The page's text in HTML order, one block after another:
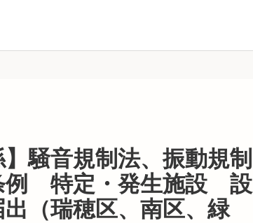
】騒音規制法、振動規制
例 特定・発生施設 設
（瑞穂区、南区、緑